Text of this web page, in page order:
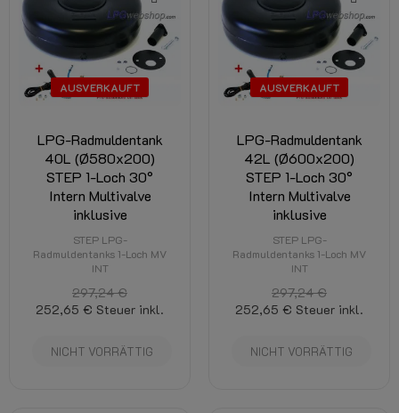
AUSVERKAUFT
LPG-Radmuldentank
40L (Ø580x200)
STEP 1-Loch 30°
Intern Multivalve
inklusive
STEP LPG-
Radmuldentanks 1-Loch MV
INT
297,24 €
252,65 € Steuer inkl.
NICHT VORRÄTTIG
AUSVERKAUFT
LPG-Radmuldentank
42L (Ø600x200)
STEP 1-Loch 30°
Intern Multivalve
inklusive
STEP LPG-
Radmuldentanks 1-Loch MV
INT
297,24 €
252,65 € Steuer inkl.
NICHT VORRÄTTIG